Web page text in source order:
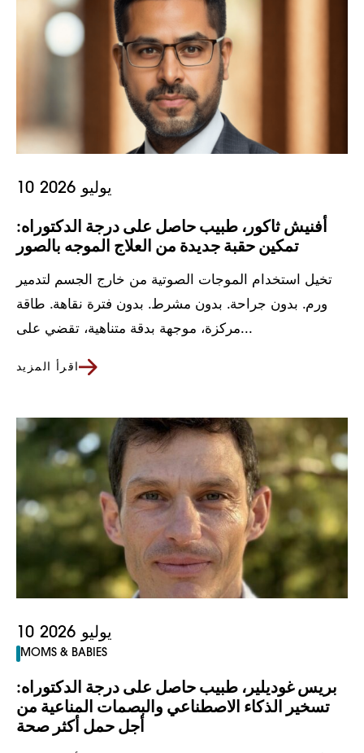
10 يوليو 2026
أفنيش ثاكور، طبيب حاصل على درجة الدكتوراه:
تخيل استخدام الموجات الصوتية من خارج الجسم لتدمير
ورم. بدون جراحة. بدون مشرط. بدون فترة نقاهة. طاقة
مركزة، موجهة بدقة متناهية، تقضي على...
اقرأ المزيد
10 يوليو 2026
MOMS & BABIES
بريس غوديلير، طبيب حاصل على درجة الدكتوراه:
تسخير الذكاء الاصطناعي والبصمات المناعية من